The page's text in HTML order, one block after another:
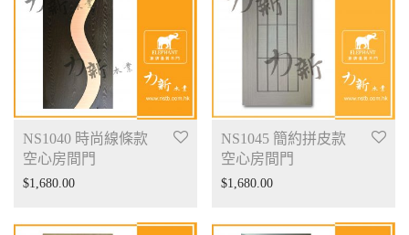
NS1040 時尚線條款
空心房間門
$1,680.00
NS1045 簡約拼皮款
空心房間門
$1,680.00